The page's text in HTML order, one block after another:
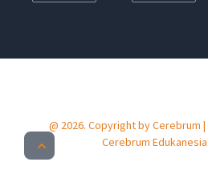
@ 2026. Copyright by Cerebrum
Cerebrum